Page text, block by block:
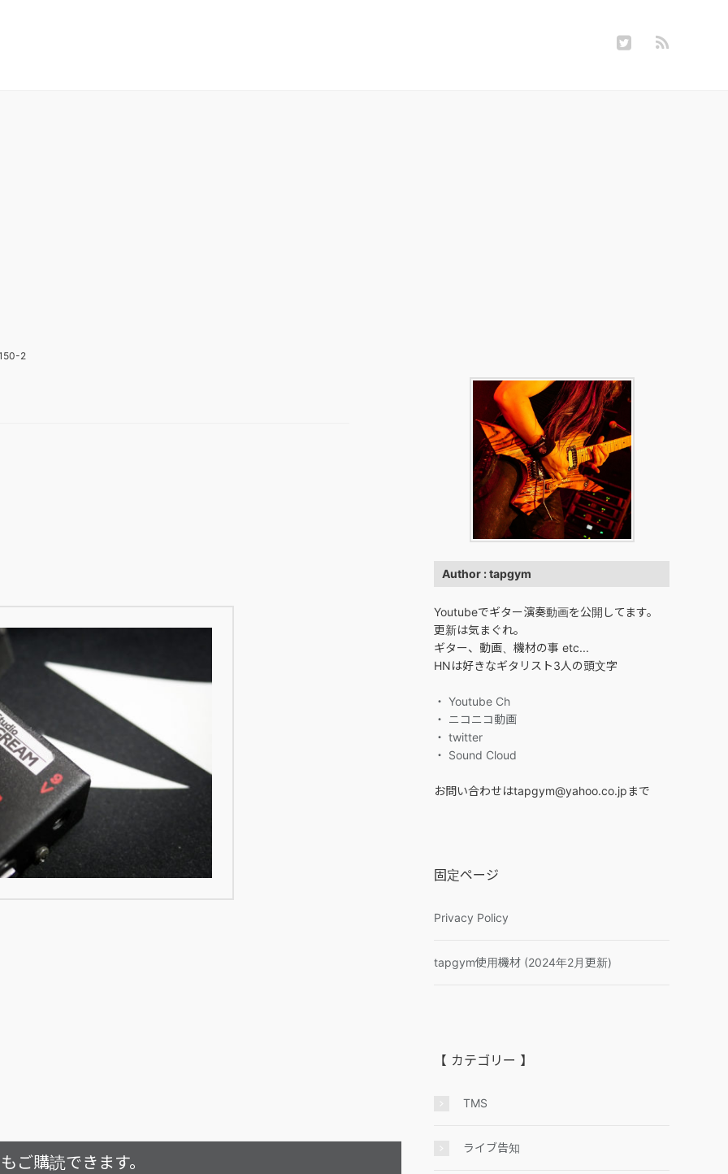
2
ご購読できます。
Author : tapgym
Youtubeでギター演奏動画を公開してます。
更新は気まぐれ。
ギター、動画、機材の事 etc...
HNは好きなギタリスト3人の頭文字
・ Youtube Ch
・ ニコニコ動画
・ twitter
・ Sound Cloud
お問い合わせはtapgym@yahoo.co.jpまで
固定ページ
Privacy Policy
tapgym使用機材 (2024年2月更新)
【 カテゴリー 】
TMS
ライブ告知